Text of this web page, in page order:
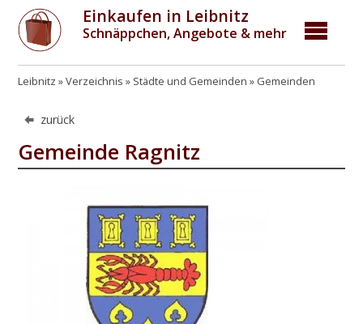
Einkaufen in Leibnitz
Schnäppchen, Angebote & mehr
Leibnitz Verzeichnis Städte und Gemeinden Gemeinden
zurück
Gemeinde Ragnitz